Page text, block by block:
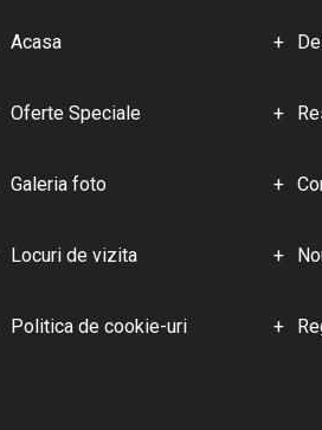
Acasa
Oferte Speciale
Galeria foto
Locuri de vizita
Politica de cookie-uri